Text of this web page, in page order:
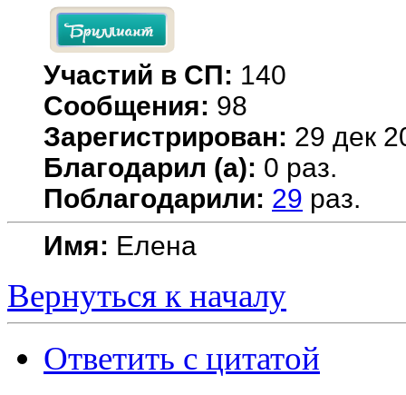
Участий в СП: 140
Сообщения: 98
Зарегистрирован: 29 дек
Благодарил (а): 0 раз.
Поблагодарили: 29 раз.
Имя: Елена
Вернуться к началу
Ответить с цитатой